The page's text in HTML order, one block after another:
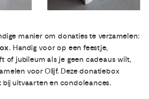
manier om donaties te verzamelen:
. Handig voor op een feestje,
of jubileum als je geen cadeaus wilt,
voor Olijf. Deze donatiebox
uitvaarten en condoleances.